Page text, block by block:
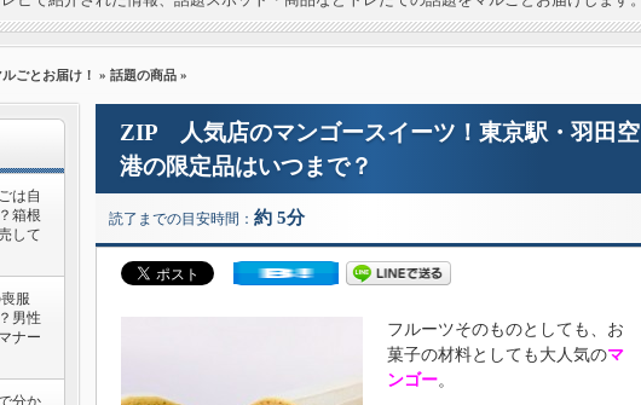
ごとお届け！ » 話題の商品 »
ZIP 人気店のマンゴースイーツ！東京駅・羽田空
港の限定品はいつまで？
読了までの目安時間： 約 5分
フルーツそのものとしても、お
菓子の材料としても大人気のマ
ンゴー。
は自
箱根
して
服
男性
ナー
分か